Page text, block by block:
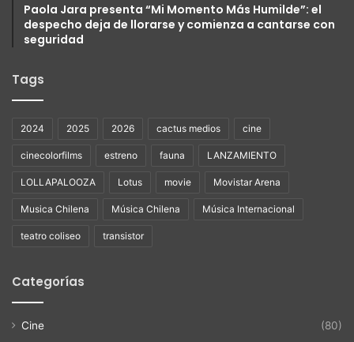
Paola Jara presenta “Mi Momento Más Humilde”: el
despecho deja de llorarse y comienza a cantarse con
seguridad
Tags
2024 2025 2026 cactus medios cine
cinecolorfilms estreno fauna LANZAMIENTO
LOLLAPALOOZA Lotus movie Movistar Arena
Musica Chilena Música Chilena Música Internacional
teatro coliseo transistor
Categorías
Cine
(80)